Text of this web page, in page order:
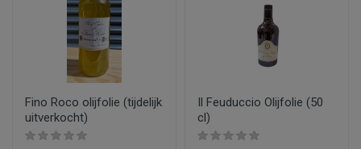
Fino Roco olijfolie (tijdelijk
uitverkocht)
Il Feuduccio Olijfolie (50
cl)